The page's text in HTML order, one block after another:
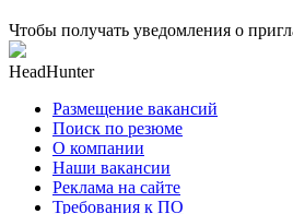
Чтобы получать уведомления о
HeadHunter
Размещение вакансий
Поиск по резюме
О компании
Наши вакансии
Реклама на сайте
Требования к ПО